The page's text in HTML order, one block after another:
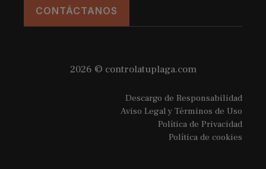
CONTÁCTANOS
2026 © controlatuplaga.com
Descargo de Responsabilidad
Aviso Legal y Términos de Uso
Política de Privacidad
Política de cookies